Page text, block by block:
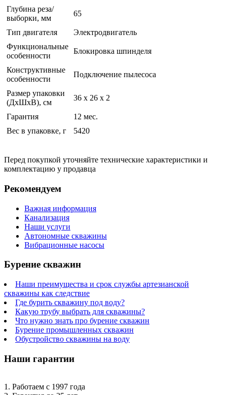
Глубина реза/
выборки, мм
65
Тип двигателя
Электродвигатель
Функциональные
особенности
Блокировка шпинделя
Конструктивные
особенности
Подключение пылесоса
Размер упаковки
(ДхШхВ), см
36 x 26 x 2
Гарантия
12 мес.
Вес в упаковке, г
5420
Перед покупкой уточняйте технические характеристики и
комплектацию у продавца
Рекомендуем
Важная информация
Канализация
Наши услуги
Автономные скважины
Вибрационные насосы
Бурение скважин
Наши преимущества и срок службы артезианской
скважины как следствие
Где бурить скважину под воду?
Какую трубу выбрать для скважины?
Что нужно знать про бурение скважин
Бурение промышленных скважин
Обустройство скважины на воду
Наши гарантии
1. Работаем с 1997 года